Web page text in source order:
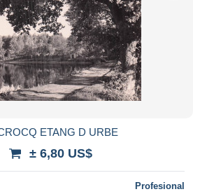
ETANG D URBE
± 6,80 US$
Profesional